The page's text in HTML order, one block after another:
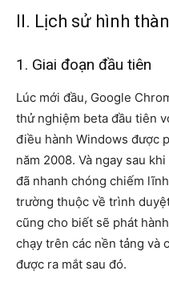
II. Lịch sử hình
1. Giai đoạn đầu tiên
Lúc mới đầu, Google
thử nghiệm beta đầu tiên
điều hành Windows được
năm 2008. Và ngay sau
đã nhanh chóng chiếm
trường thuộc về trình
cũng cho biết sẽ phát
chạy trên các nền tảng và
được ra mắt sau đó.